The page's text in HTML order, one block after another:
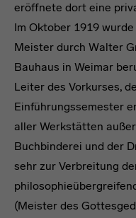
eröffnete dort eine
Im Oktober 1919
Meister durch Walter
Bauhaus in Weimar
Leiter des Vorkurses,
Einführungssemester
aller Werkstätten
Buchbinderei und der
sehr zur Verbreitung
(Meister des